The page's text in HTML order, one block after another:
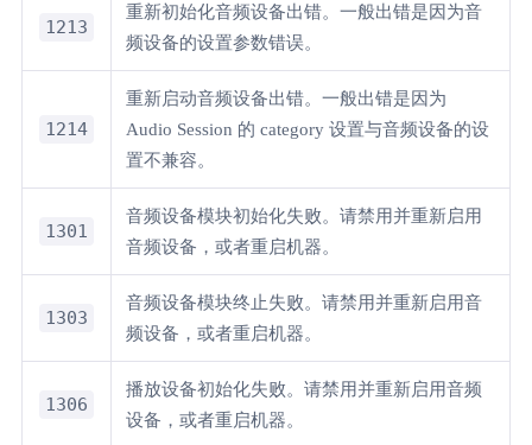
1213
重新初始化音频设备出错。一般出错是因为音
频设备的设置参数错误。
1214
重新启动音频设备出错。一般出错是因为
Audio Session 的 category 设置与音频设备的设
置不兼容。
1301
音频设备模块初始化失败。请禁用并重新启用
音频设备，或者重启机器。
1303
音频设备模块终止失败。请禁用并重新启用音
频设备，或者重启机器。
1306
播放设备初始化失败。请禁用并重新启用音频
设备，或者重启机器。